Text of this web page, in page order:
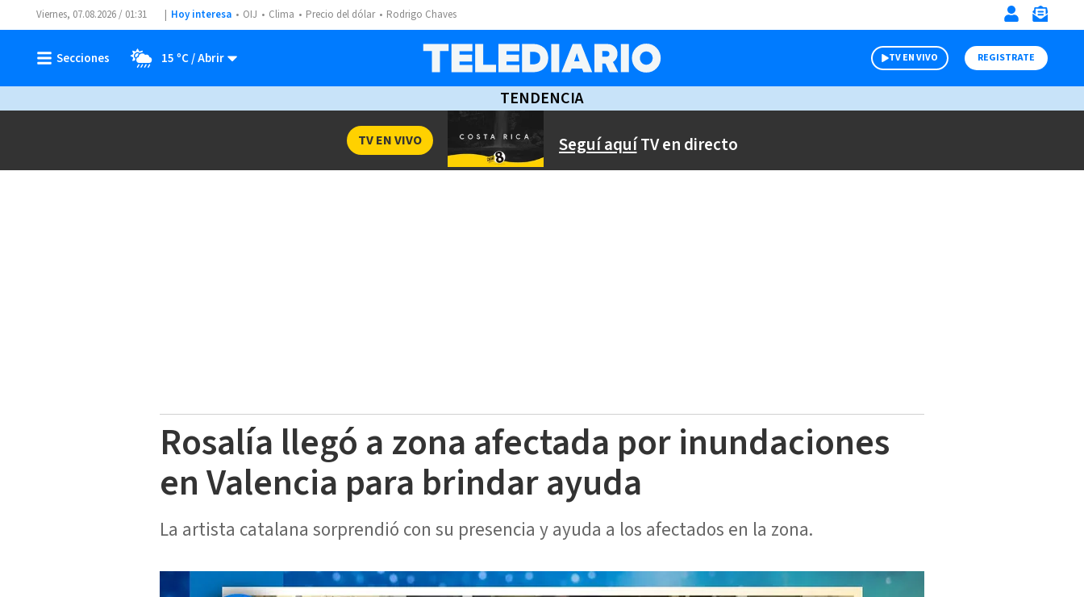
Viernes, 07.08.2026 / 01:31 Hoy interesa OIJ Clima Precio del dólar Rodrigo Chaves
15 ºC TV EN VIVO REGISTRATE
TENDENCIA
Seguí aquíTV en directo
TV EN VIVO
Rosalía llegó a zona afectada por inundaciones
en Valencia para brindar ayuda
La artista catalana sorprendió con su presencia y ayuda a los afectados en la zona.